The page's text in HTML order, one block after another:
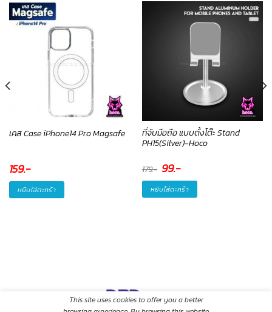
เคส Case iPhone14 Pro Magsafe
159.-
หยิบใส่ตะกร้า
ที่จับมือถือ แบบตั้งโต๊ะ Stand
PH15(Silver)-Hoco
179.- Original
price
was:
179.-.
99.-Current
is:
99.-.
หยิบใส่ตะกร้า
This site uses cookies to offer you a better